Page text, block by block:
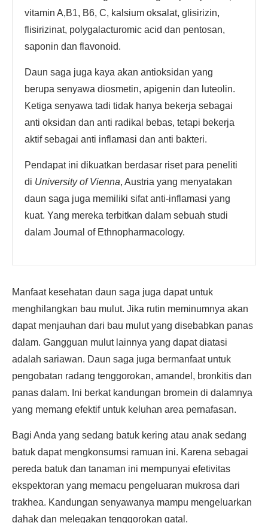
vitamin A,B1, B6, C, kalsium oksalat, glisirizin,
flisirizinat, polygalacturomic acid dan pentosan,
saponin dan flavonoid.
Daun saga juga kaya akan antioksidan yang
berupa senyawa diosmetin, apigenin dan luteolin.
Ketiga senyawa tadi tidak hanya bekerja sebagai
anti oksidan dan anti radikal bebas, tetapi bekerja
aktif sebagai anti inflamasi dan anti bakteri.
Pendapat ini dikuatkan berdasar riset para peneliti
di University of Vienna, Austria yang menyatakan
daun saga juga memiliki sifat anti-inflamasi yang
kuat. Yang mereka terbitkan dalam sebuah studi
dalam Journal of Ethnopharmacology.
Manfaat kesehatan daun saga juga dapat untuk
menghilangkan bau mulut. Jika rutin meminumnya akan
dapat menjauhan dari bau mulut yang disebabkan panas
dalam. Gangguan mulut lainnya yang dapat diatasi
adalah sariawan. Daun saga juga bermanfaat untuk
pengobatan radang tenggorokan, amandel, bronkitis dan
panas dalam. Ini berkat kandungan bromein di dalamnya
yang memang efektif untuk keluhan area pernafasan.
Bagi Anda yang sedang batuk kering atau anak sedang
batuk dapat mengkonsumsi ramuan ini. Karena sebagai
pereda batuk dan tanaman ini mempunyai efetivitas
ekspektoran yang memacu pengeluaran mukrosa dari
trakhea. Kandungan senyawanya mampu mengeluarkan
dahak dan melegakan tenggorokan gatal.